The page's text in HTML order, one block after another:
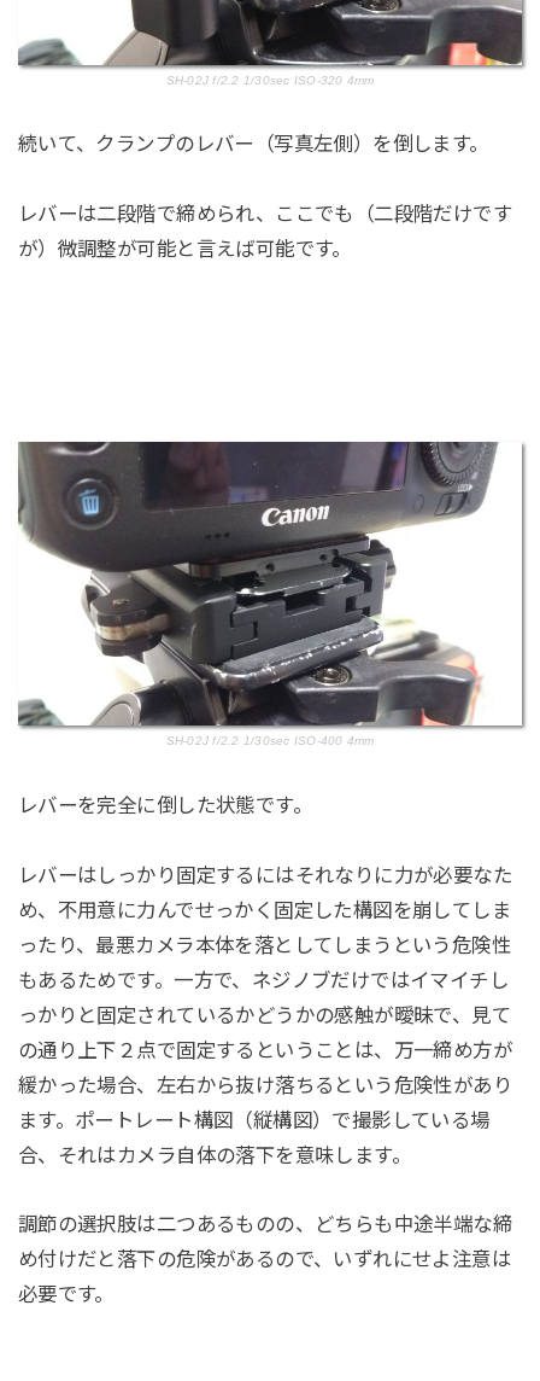
SH-02J f/2.2 1/30sec ISO-320 4mm
続いて、クランプのレバー（写真左側）を倒します。
レバーは二段階で締められ、ここでも（二段階だけです
が）微調整が可能と言えば可能です。
SH-02J f/2.2 1/30sec ISO-400 4mm
レバーを完全に倒した状態です。
レバーはしっかり固定するにはそれなりに力が必要なた
め、不用意に力んでせっかく固定した構図を崩してしま
ったり、最悪カメラ本体を落としてしまうという危険性
もあるためです。一方で、ネジノブだけではイマイチし
っかりと固定されているかどうかの感触が曖昧で、見て
の通り上下２点で固定するということは、万一締め方が
緩かった場合、左右から抜け落ちるという危険性があり
ます。ポートレート構図（縦構図）で撮影している場
合、それはカメラ自体の落下を意味します。
調節の選択肢は二つあるものの、どちらも中途半端な締
め付けだと落下の危険があるので、いずれにせよ注意は
必要です。